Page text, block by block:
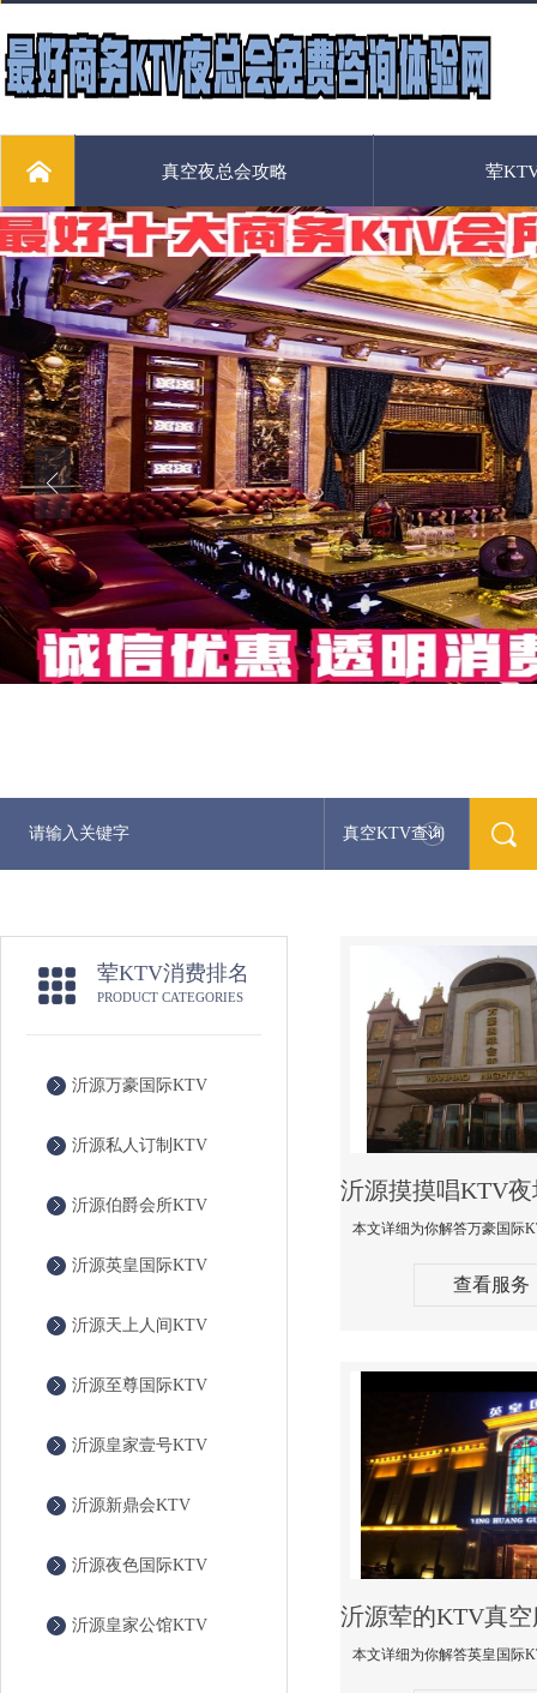
真空夜总会攻略 荤
真空KTV查询
荤KTV消费排名
PRODUCT CATEGORIES
沂源万豪国际KTV
沂源私人订制KTV
沂源伯爵会所KTV
沂源英皇国际KTV
沂源天上人间KTV
沂源至尊国际KTV
沂源皇家壹号KTV
沂源新鼎会KTV
沂源夜色国际KTV
沂源皇家公馆KTV
查看服务